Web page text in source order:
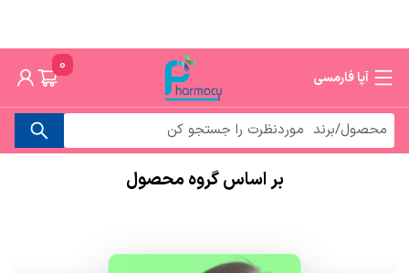
آپا فارمسی
0
بر اساس گروه محصول